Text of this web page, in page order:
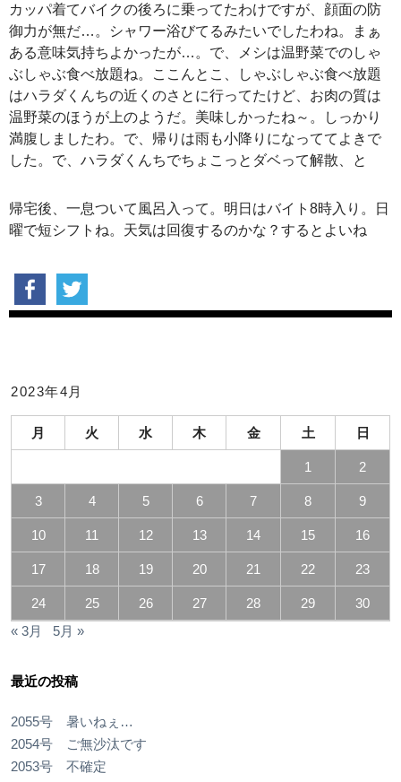
カッパ着てバイクの後ろに乗ってたわけですが、顔面の防
御力が無だ…。シャワー浴びてるみたいでしたわね。まぁ
ある意味気持ちよかったが…。で、メシは温野菜でのしゃ
ぶしゃぶ食べ放題ね。ここんとこ、しゃぶしゃぶ食べ放題
はハラダくんちの近くのさとに行ってたけど、お肉の質は
温野菜のほうが上のようだ。美味しかったね～。しっかり
満腹しましたわ。で、帰りは雨も小降りになっててよきで
した。で、ハラダくんちでちょこっとダベって解散、と
帰宅後、一息ついて風呂入って。明日はバイト8時入り。日
曜で短シフトね。天気は回復するのかな？するとよいね
2023年4月
月 火 水 木 金 土 日
1 2
3 4 5 6 7 8 9
10 11 12 13 14 15 16
17 18 19 20 21 22 23
24 25 26 27 28 29
30
« 3月
5月 »
最近の投稿
2055号 暑いねぇ…
2054号 ご無沙汰です
2053号 不確定